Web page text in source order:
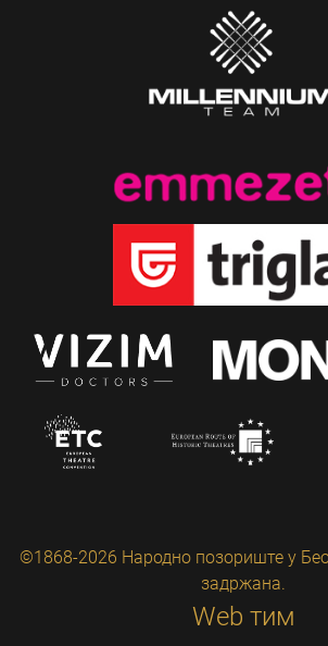
©1868-2026 Народно позориште у
задржана.
Web тим